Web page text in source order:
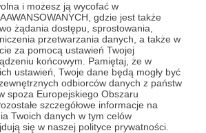
i możesz ją wycofać w
gdzie jest także
żądania dostępu, sprostowania,
przetwarzania danych, a także w
za pomocą ustawień Twojej
końcowym. Pamiętaj, że w
ustawień, Twoje dane będą mogły być
odbiorców danych z państw
spoza Europejskiego Obszaru
szczegółowe informacje na
Twoich danych w tym celów
się w naszej polityce prywatności.
na przetwarzanie moich danych
Patronite
Twoich danych osobowych jest Crowd8 sp. z o.o.
ul. Żwirki i Wigury 16, 02-092 Warszawa.
będą przetwarzane w szczególności w celu
zawartej z Tobą, w tym do umożliwienia